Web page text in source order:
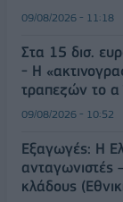
09/08/2026 - 11:18
Στα 15 δισ.
- Η
τραπεζών το
09/08/2026 - 10:52
Εξαγωγές: Η
ανταγωνιστές
κλάδους